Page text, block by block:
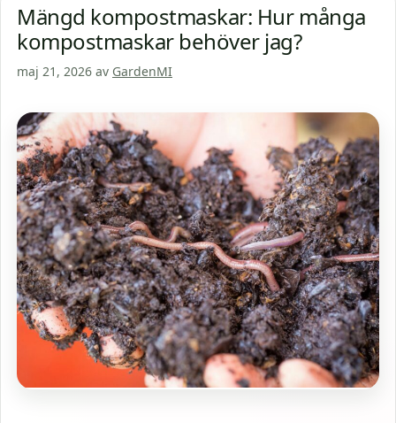
Mängd kompostmaskar: Hur många
kompostmaskar behöver jag?
maj 21, 2026 av GardenMI